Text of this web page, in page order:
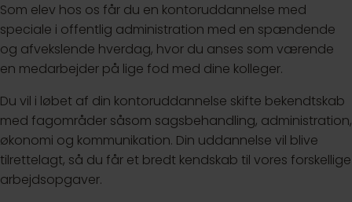
Som elev hos os får du en kontoruddannelse med
speciale i offentlig administration med en spændende
og afvekslende hverdag, hvor du anses som værende
en medarbejder på lige fod med dine kolleger.
Du vil i løbet af din kontoruddannelse skifte bekendtskab
med fagområder såsom sagsbehandling, administration,
økonomi og kommunikation. Din uddannelse vil blive
tilrettelagt, så du får et bredt kendskab til vores forskellige
arbejdsopgaver.